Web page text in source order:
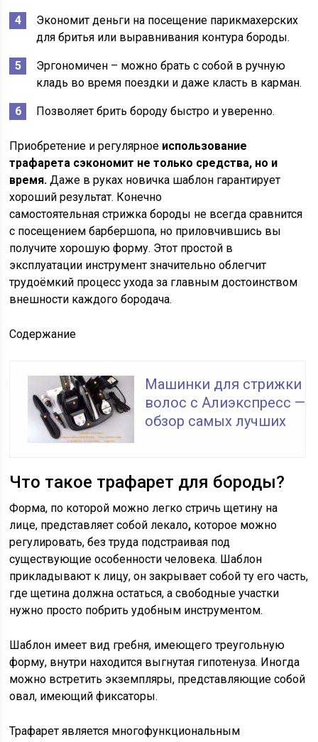
Экономит деньги на посещение парикмахерских
для бритья или выравнивания контура бороды.
Эргономичен – можно брать с собой в ручную
кладь во время поездки и даже класть в карман.
Позволяет брить бороду быстро и уверенно.
Приобретение и регулярное использование
трафарета сэкономит не только средства, но и
время. Даже в руках новичка шаблон гарантирует
хороший результат. Конечно
самостоятельная стрижка бороды не всегда сравнится
с посещением барбершопа, но приловчившись вы
получите хорошую форму. Этот простой в
эксплуатации инструмент значительно облегчит
трудоёмкий процесс ухода за главным достоинством
внешности каждого бородача.
Содержание
Машинки для стрижки
волос с Алиэкспресс —
обзор самых лучших
Что такое трафарет для бороды?
Форма, по которой можно легко стричь щетину на
лице, представляет собой лекало, которое можно
регулировать, без труда подстраивая под
существующие особенности человека. Шаблон
прикладывают к лицу, он закрывает собой ту его часть,
где щетина должна остаться, а свободные участки
нужно просто побрить удобным инструментом.
Шаблон имеет вид гребня, имеющего треугольную
форму, внутри находится выгнутая гипотенуза. Иногда
можно встретить экземпляры, представляющие собой
овал, имеющий фиксаторы.
Трафарет является многофункциональным